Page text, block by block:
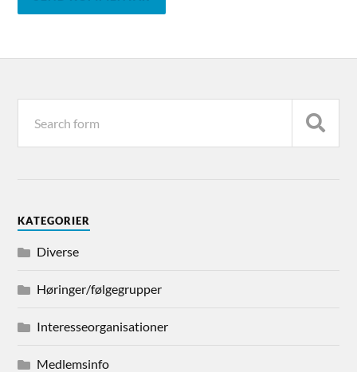
KATEGORIER
Diverse
Høringer/følgegrupper
Interesseorganisationer
Medlemsinfo